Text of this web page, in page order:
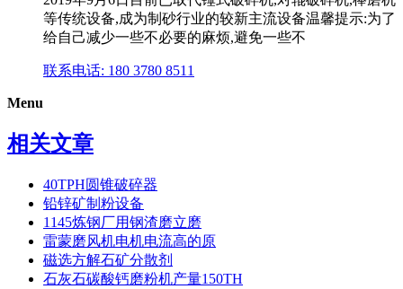
等传统设备,成为制砂行业的较新主流设备温馨提示:为了
给自己减少一些不必要的麻烦,避免一些不
联系电话: 180 3780 8511
Menu
相关文章
40TPH圆锥破碎器
铅锌矿制粉设备
1145炼钢厂用钢渣磨立磨
雷蒙磨风机电机电流高的原
磁选方解石矿分散剂
石灰石碳酸钙磨粉机产量150TH